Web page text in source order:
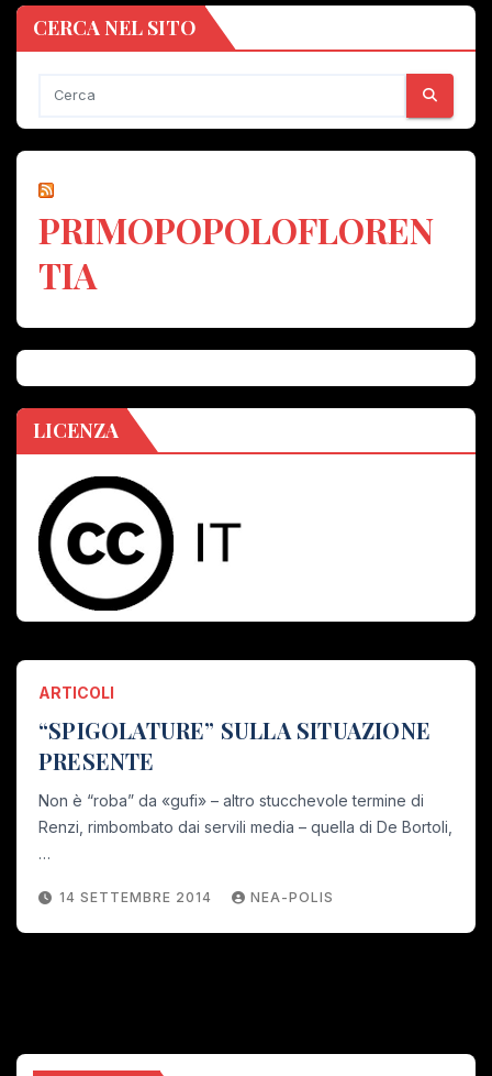
CERCA NEL SITO
PRIMOPOPOLOFLOREN
TIA
LICENZA
ARTICOLI
“SPIGOLATURE” SULLA SITUAZIONE
PRESENTE
Non è “roba” da «gufi» – altro stucchevole termine di
Renzi, rimbombato dai servili media – quella di De Bortoli,
…
14 SETTEMBRE 2014 NEA-POLIS